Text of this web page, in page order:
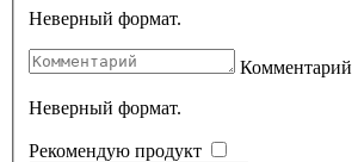
Неверный формат.
Комментарий
Неверный формат.
Рекомендую продукт